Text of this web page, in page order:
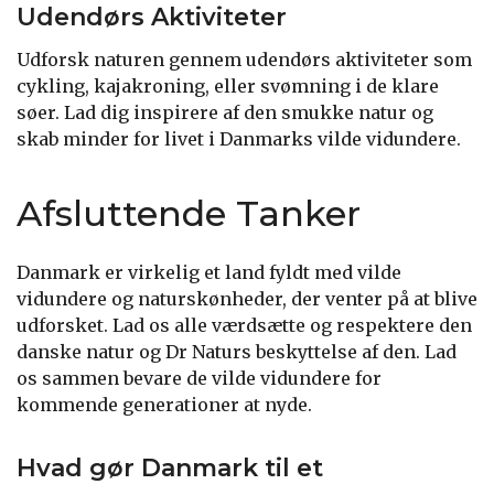
Udendørs Aktiviteter
Udforsk naturen gennem udendørs aktiviteter som
cykling, kajakroning, eller svømning i de klare
søer. Lad dig inspirere af den smukke natur og
skab minder for livet i Danmarks vilde vidundere.
Afsluttende Tanker
Danmark er virkelig et land fyldt med vilde
vidundere og naturskønheder, der venter på at blive
udforsket. Lad os alle værdsætte og respektere den
danske natur og Dr Naturs beskyttelse af den. Lad
os sammen bevare de vilde vidundere for
kommende generationer at nyde.
Hvad gør Danmark til et